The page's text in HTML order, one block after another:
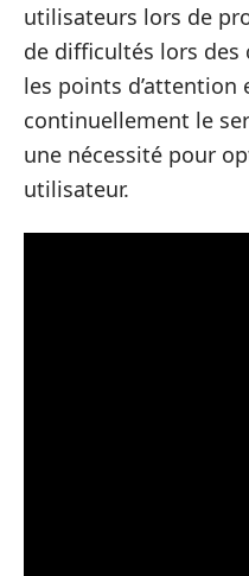
utilisateurs lors de
de difficultés lors
les points d’attention
continuellement le
une nécessité pour
utilisateur.